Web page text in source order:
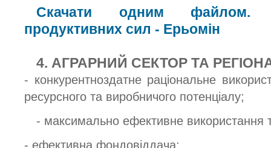
Скачати одним файлом.
продуктивних сил - Ерьомін
4. АГРАРНИЙ СЕКТОР ТА
- конкурентноздатне раціональне
ресурсного та виробничого потенціалу;
- максимально ефективне використання
- ефективна фондовіддача;